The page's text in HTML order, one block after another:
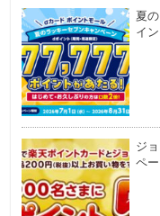
夏
イ
ジ
ペ